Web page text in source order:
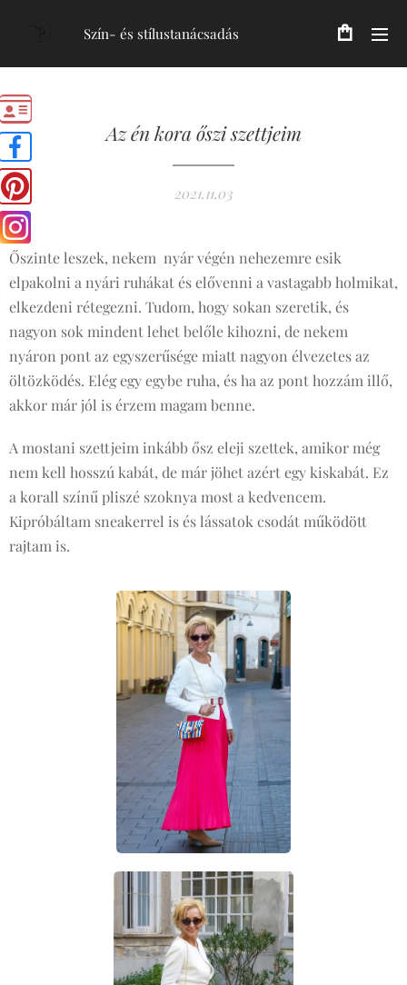
Szín- és stílustanácsadás
Az én kora őszi szettjeim
2021.11.03
Őszinte leszek, nekem nyár végén nehezemre esik
elpakolni a nyári ruhákat és elővenni a vastagabb holmikat,
elkezdeni rétegezni. Tudom, hogy sokan szeretik, és
nagyon sok mindent lehet belőle kihozni, de nekem
nyáron pont az egyszerűsége miatt nagyon élvezetes az
öltözködés. Elég egy egybe ruha, és ha az pont hozzám illő,
akkor már jól is érzem magam benne.
A mostani szettjeim inkább ősz eleji szettek, amikor még
nem kell hosszú kabát, de már jöhet azért egy kiskabát. Ez
a korall színű pliszé szoknya most a kedvencem.
Kipróbáltam sneakerrel is és lássatok csodát működött
rajtam is.